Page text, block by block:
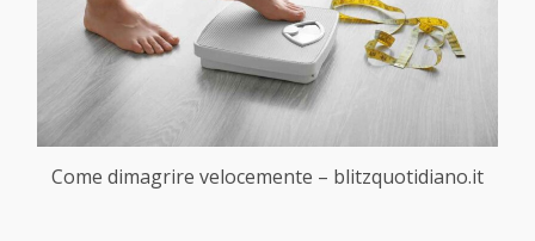
Come dimagrire velocemente – blitzquotidiano.it